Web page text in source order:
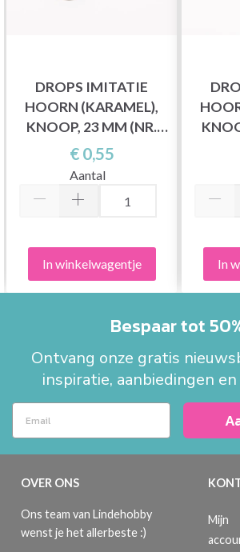
DROPS IMITATIE
HOORN (KARAMEL),
KNOOP, 23 MM (NR.
710)
€ 0,55
Aantal
In winkelwagentje In
Bespaar tot
Ontvang onze gratis
inspiratie, aanbiedingen
OVER ONS
Ons team van Lindehobby
wenst je het allerbeste :)
Mijn